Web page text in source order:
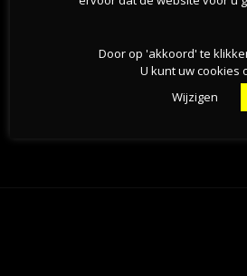
Door op 'akkoord' te
U kunt uw cookies
Wijzigen